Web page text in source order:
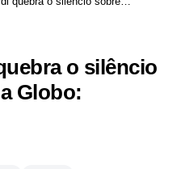
o silêncio
Globo: